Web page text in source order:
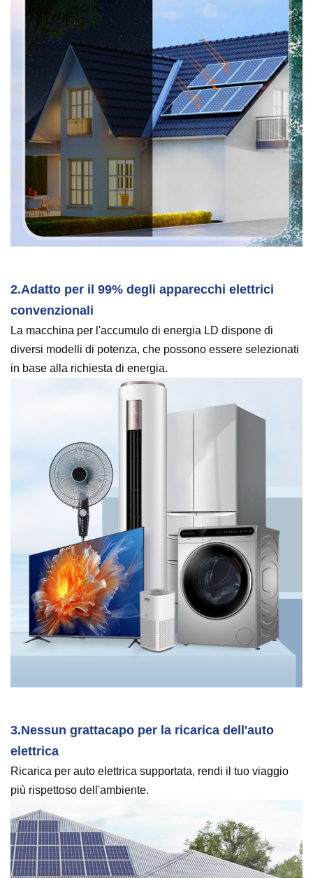
2.Adatto per il 99% degli apparecchi elettrici
convenzionali
La macchina per l'accumulo di energia LD dispone di
diversi modelli di potenza, che possono essere selezionati
in base alla richiesta di energia.
3.Nessun grattacapo per la ricarica dell'auto
elettrica
Ricarica per auto elettrica supportata, rendi il tuo viaggio
più rispettoso dell'ambiente.